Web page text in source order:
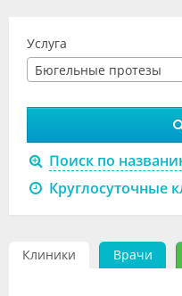
Резюме
Объявления
Форум
Клиники
Услуга
Бюгельные протезы
Поиск по
Круглосуточные
Клиники Врачи